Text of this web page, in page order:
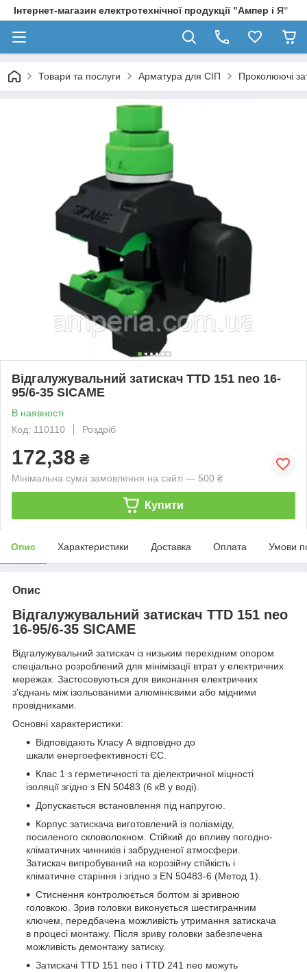
Інтернет-магазин електротехнічної продукції "Ампер і Я"
Товари та послуги Арматура для СІП Проколюючі
Відгалужувальний затискач TTD 151 neo 16-
95/6-35 SICAME
В наявності
Код: 110110
Роздріб
172,38 ₴
Мінімальна сума замовлення на сайті — 500 ₴
Купити
Опис Характеристики Доставка Оплата Умови
Опис
Відгалужувальний затискач TTD 151 neo
16-95/6-35 SICAME
Відгалужувальний затискач із низьким перехідним опором
спеціально розроблений для мінімізації втрат у електричних
мережах. Застосовуються для виконання електричних
з'єднань між ізольованими алюмінієвими або мідними
провідниками.
Основні характеристики:
Відповідають Класу А відповідно до
шкали енергоефективності ЄС.
Клас 1 з герметичності та діелектричної міцності
ізоляції згідно з EN 50483 (6 кВ у воді).
Допускається встановлення під напругою.
Корпус затискача виготовлений із поліаміду,
посиленого скловолокном. Стійкий до впливу погодно-
кліматичних чинників і забрудненої атмосфери.
Затискач випробуваний на корозійну стійкість і
кліматичне старіння і згідно з EN 50483-6 (Метод 1).
Стиснення контролюється болтом зі зривною
головкою. Зрив головки виконується шестигранним
ключем, передбачена можливість утримання затискача
в процесі монтажу. Після зриву головки забезпечена
можливість демонтажу затиску.
Затискачі TTD 151 neo і TTD 241 neo можуть